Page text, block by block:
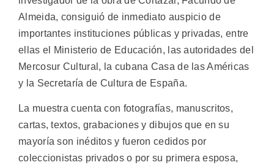
Almeida, consiguió de inmediato auspicio de
importantes instituciones públicas y privadas, entre
ellas el Ministerio de Educación, las autoridades del
Mercosur Cultural, la cubana Casa de las Américas
y la Secretaría de Cultura de España.
La muestra cuenta con fotografías, manuscritos,
cartas, textos, grabaciones y dibujos que en su
mayoría son inéditos y fueron cedidos por
coleccionistas privados o por su primera esposa,